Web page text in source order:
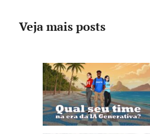
Veja mais posts